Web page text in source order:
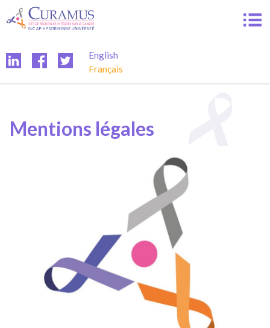
Passer
au
English
Français
Mentions légales